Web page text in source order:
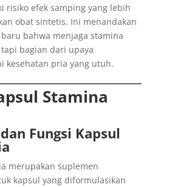
risiko efek samping yang lebih
obat sintetis. Ini menandakan
bahwa menjaga stamina
bagian dari upaya
kesehatan pria yang utuh.
Stamina
Fungsi Kapsul
merupakan suplemen
kapsul yang diformulasikan